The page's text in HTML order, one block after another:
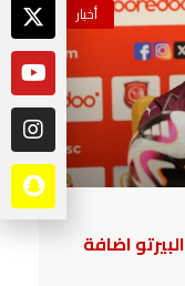
أخبار
اضافة